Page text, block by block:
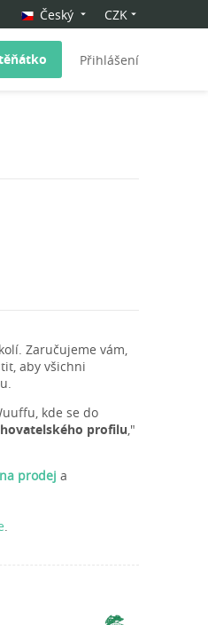
Český CZK
Přihlášení
Zaručujeme vám,
aby všichni
kde se do
profilu,"
prodej a
.